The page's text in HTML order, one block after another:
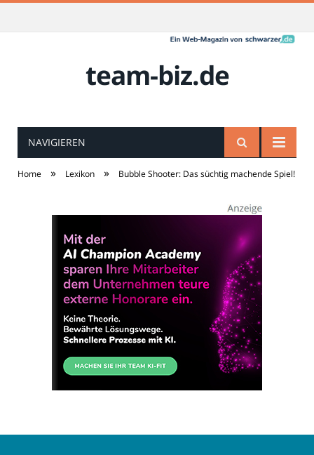
team-biz.de
NAVIGIEREN
Home » Lexikon » Bubble Shooter: Das süchtig machende Spiel!